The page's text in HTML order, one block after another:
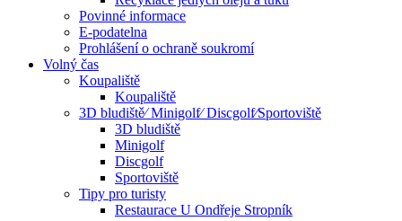
Povinné informace
E-podatelna
Prohlášení o ochraně soukromí
Volný čas
Koupaliště
Koupaliště
3D bludiště⁄ Minigolf⁄ Discgolf⁄Sportoviště
3D bludiště
Minigolf
Discgolf
Sportoviště
Tipy pro turisty
Restaurace U Ondřeje Stropník